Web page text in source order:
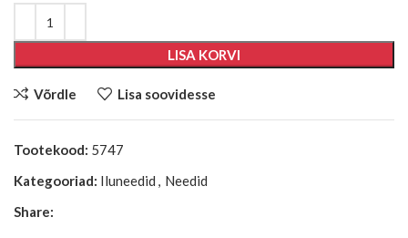
LISA KORVI
Võrdle Lisa soovidesse
Tootekood: 5747
Kategooriad: Iluneedid , Needid
Share: